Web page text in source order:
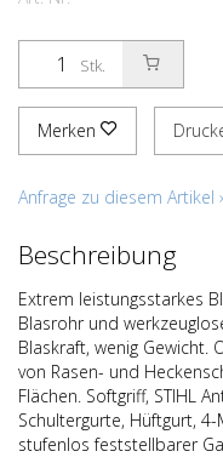
Stk.
Merken
Anfrage zu diesem Artikel
Beschreibung
Extrem leistungsstarkes
Blasrohr und
Blaskraft, wenig
von Rasen- und
Flächen. Softgriff, STIHL
Schultergurte, Hüftgurt,
stufenlos feststellbarer